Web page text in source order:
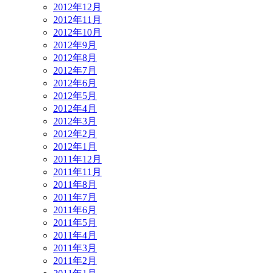
2012年12月
2012年11月
2012年10月
2012年9月
2012年8月
2012年7月
2012年6月
2012年5月
2012年4月
2012年3月
2012年2月
2012年1月
2011年12月
2011年11月
2011年8月
2011年7月
2011年6月
2011年5月
2011年4月
2011年3月
2011年2月